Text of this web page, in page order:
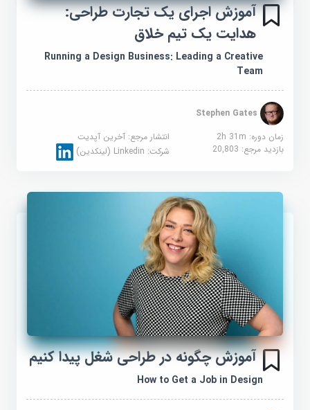
آموزش اجرای یک تجارت طراحی:
هدایت یک تیم خلاق
Running a Design Business: Leading a Creative
Team
Stephen Gates
زمان دوره: 2h 31m
انتشار مرجع:آخرین آپدیت
بازدید مرجع:20,803 شرکت:Linkedin (لینکدین)
آموزش چگونه در طراحی شغل پیدا کنیم
How to Get a Job in Design